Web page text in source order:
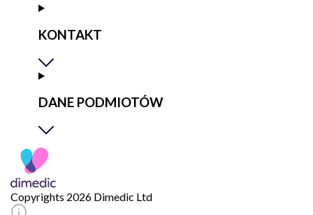
KONTAKT
DANE PODMIOTÓW
Copyrights 2026 Dimedic Ltd